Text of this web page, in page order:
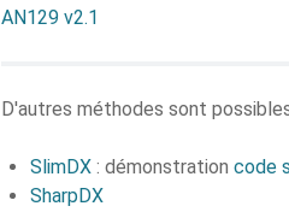
AN129 v2.1
D'autres méthodes sont
SlimDX : démonstration code
SharpDX